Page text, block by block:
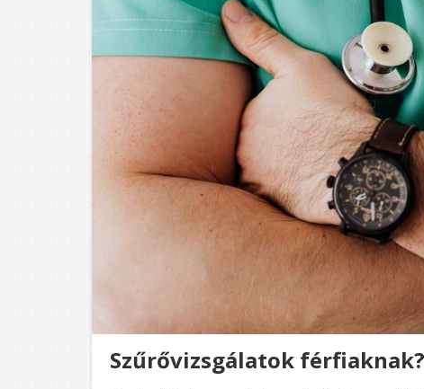
Szűrővizsgálatok